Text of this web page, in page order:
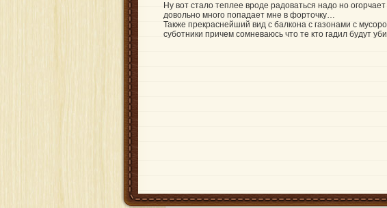
Ну вот стало теплее вроде радоваться надо но
довольно много попадает мне в форточку…
Также прекраснейший вид с балкона с газонами с
суботники причем сомневаюсь что те кто гадил будут